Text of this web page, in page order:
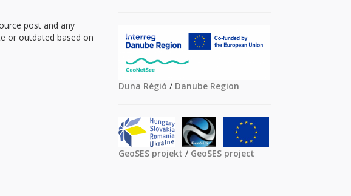
post and any
or outdated based on
Duna Régió / Danube Region
GeoSES projekt / GeoSES project